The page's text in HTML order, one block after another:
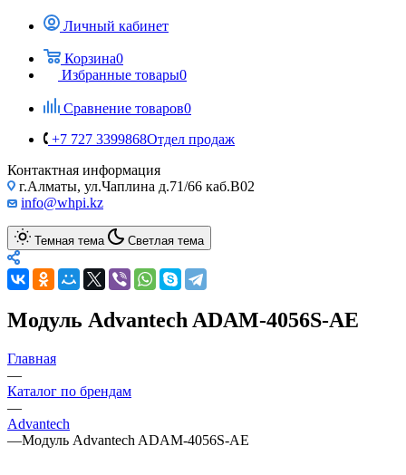
Личный кабинет
Корзина0
Избранные товары0
Сравнение товаров0
+7 727 3399868Отдел продаж
Контактная информация
г.Алматы, ул.Чаплина д.71/66 каб.B02
info@whpi.kz
Темная тема Светлая тема
Модуль Advantech ADAM-4056S-AE
Главная
—
Каталог по брендам
—
Advantech
—Модуль Advantech ADAM-4056S-AE